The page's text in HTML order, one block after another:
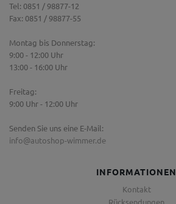
Tel: 0851 / 98877-12
Fax: 0851 / 98877-55
Montag bis Donnerstag:
9:00 - 12:00 Uhr
13:00 - 16:00 Uhr
Freitag:
9:00 Uhr - 12:00 Uhr
Senden Sie uns eine E-Mail:
info@autoshop-wimmer.de
INFORMATIONEN
Kontakt
Rücksendungen